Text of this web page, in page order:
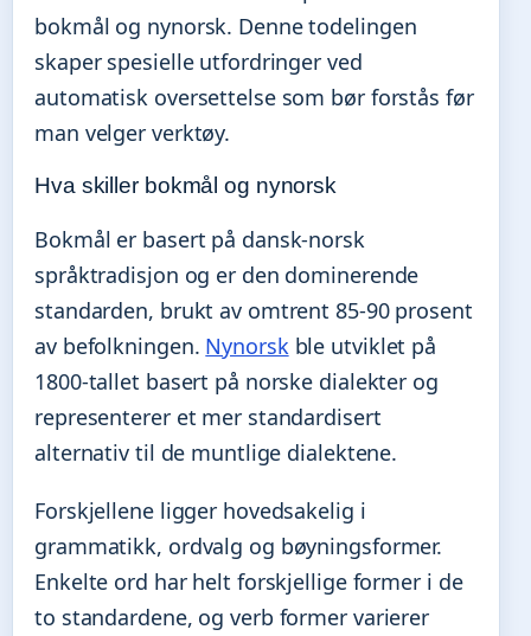
bokmål og nynorsk. Denne todelingen
skaper spesielle utfordringer ved
automatisk oversettelse som bør forstås før
man velger verktøy.
Hva skiller bokmål og nynorsk
Bokmål er basert på dansk-norsk
språktradisjon og er den dominerende
standarden, brukt av omtrent 85-90 prosent
av befolkningen. Nynorsk ble utviklet på
1800-tallet basert på norske dialekter og
representerer et mer standardisert
alternativ til de muntlige dialektene.
Forskjellene ligger hovedsakelig i
grammatikk, ordvalg og bøyningsformer.
Enkelte ord har helt forskjellige former i de
to standardene, og verb former varierer